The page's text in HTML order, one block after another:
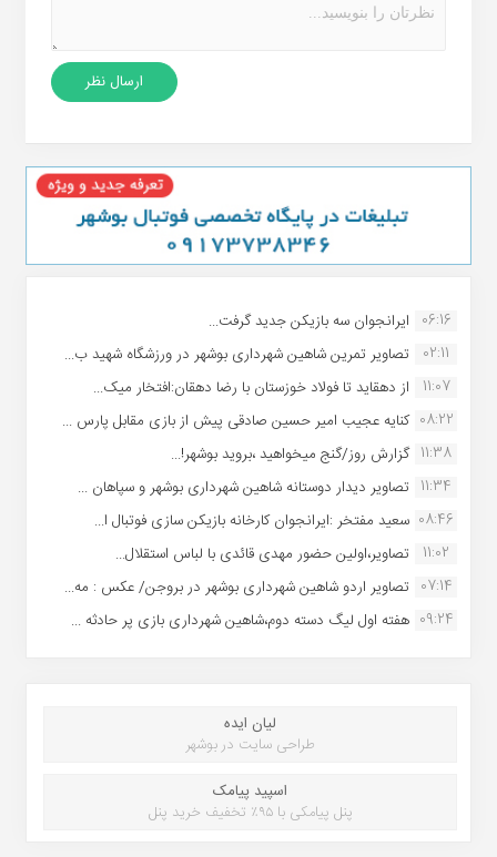
06:16 ایرانجوان سه بازیکن جدید گرفت...
02:11
تصاویر تمرین شاهین شهردارى بوشهر در ورزشگاه شهید ب...
11:07
از دهقاید تا فولاد خوزستان با رضا دهقان:افتخار میک...
08:22 کنایه عجیب امیر حسین صادقی پیش از بازی مقابل پارس ...
11:38 گزارش روز/گنج میخواهید ،بروید بوشهر!...
11:34 تصاویر دیدار دوستانه شاهین شهردارى بوشهر و سپاهان ...
08:46 سعید مفتخر :ایرانجوان کارخانه بازیکن سازی فوتبال ا...
11:02
تصاویر،اولین حضور مهدی قائدی با لباس استقلال...
07:14 تصاویر اردو شاهین شهرداری بوشهر در بروجن/ عکس : مه...
09:24 هفته اول لیگ دسته دوم،شاهین شهرداری بازی پر حادثه ...
لیان ایده
طراحی سایت در بوشهر
اسپید پیامک
پنل پیامکی با ۹۵٪ تخفیف خرید پنل